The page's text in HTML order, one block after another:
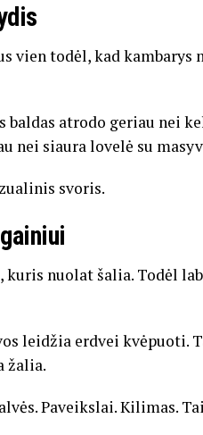
vien todėl, kad kambarys
atrodo geriau nei
nei siaura lovelė su
svoris.
kuris nuolat šalia. Todėl
leidžia erdvei kvėpuoti.
žalia.
Paveikslai. Kilimas.